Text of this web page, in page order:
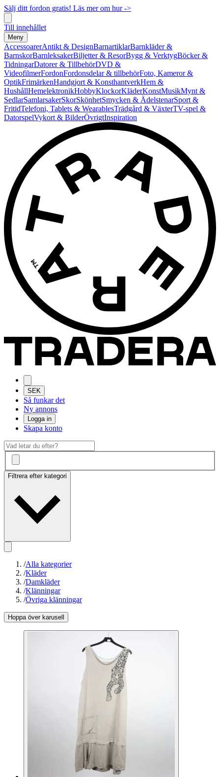
Sälj ditt fordon gratis! Läs mer om hur ->
Till innehållet
Meny
AccessoarerAntikt & DesignBarnartiklarBarnkläder &
BarnskorBarnleksakerBiljetter & ResorBygg & VerktygBöcker &
TidningarDatorer & TillbehörDVD &
VideofilmerFordonFordonsdelar & tillbehörFoto, Kameror &
OptikFrimärkenHandgjort & KonsthantverkHem &
HushållHemelektronikHobbyKlockorKläderKonstMusikMynt &
SedlarSamlarsakerSkorSkönhetSmycken & ÄdelstenarSport &
FritidTelefoni, Tablets & WearablesTrädgård & VäxterTV-spel &
DatorspelVykort & BilderÖvrigtInspiration
SEK
Så funkar det
Ny annons
Logga in
Skapa konto
Filtrera efter kategori
/Alla kategorier
/Kläder
/Damkläder
/Klänningar
/Övriga klänningar
Hoppa över karusell